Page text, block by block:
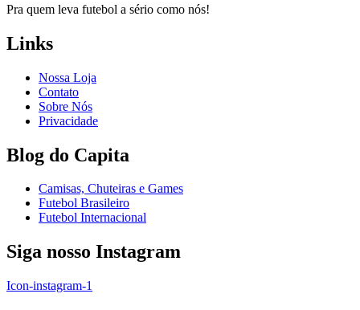
Pra quem leva futebol a sério como nós!
Links
Nossa Loja
Contato
Sobre Nós
Privacidade
Blog do Capita
Camisas, Chuteiras e Games
Futebol Brasileiro
Futebol Internacional
Siga nosso Instagram
Icon-instagram-1